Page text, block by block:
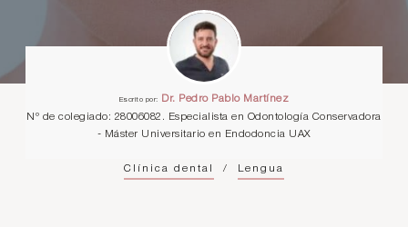
Escrito por:
Dr. Pedro Pablo Martínez
Nº de colegiado: 28006082. Especialista en Odontología Conservadora
- Máster Universitario en Endodoncia UAX
Clínica dental / Lengua